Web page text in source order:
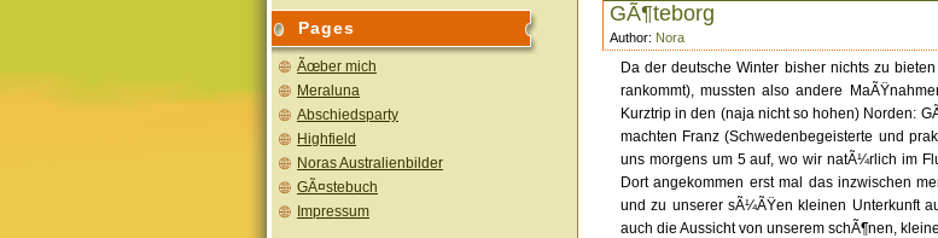
Pages
Ãœber mich
Meraluna
Abschiedsparty
Highfield
Noras Australienbilder
GÃ¤stebuch
Impressum
GÃ¶teborg
Author: Nora
Da der deutsche Winter bisher nichts zu
rankommt), mussten also andere
Kurztrip in den (naja nicht so hohen) Norden:
machten Franz (Schwedenbegeisterte und
uns morgens um 5 auf, wo wir natÃ¼rlich im
Dort angekommen erst mal das inzwischen
und zu unserer sÃ¼ÃŸen kleinen Unterkunft
auch die Aussicht von unserem schÃ¶nen,